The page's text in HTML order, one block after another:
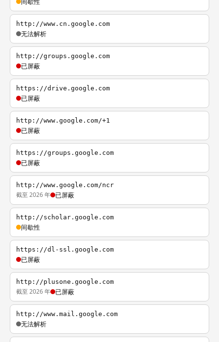
http://www.cn.google.com
无法解析
http://groups.google.com
已屏蔽
https://drive.google.com
已屏蔽
http://www.google.com/+1
已屏蔽
https://groups.google.com
已屏蔽
http://www.google.com/ncr
截至 2026 年 已屏蔽
http://scholar.google.com
间歇性
https://dl-ssl.google.com
已屏蔽
http://plusone.google.com
截至 2026 年 已屏蔽
http://www.mail.google.com
无法解析